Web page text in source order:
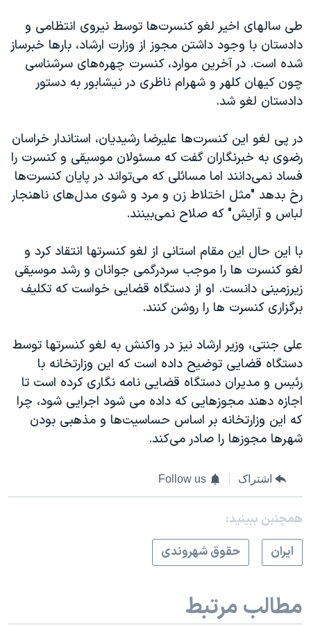
طی سالهای اخیر لغو کنسرت‌ها توسط نیروی انتظامی و
دادستان با وجود داشتن مجوز از وزارت ارشاد، بارها خبرساز
شده است. در آخرین موارد، کنسرت چهره‌های سرشناسی
چون کیهان کلهر و شهرام ناظری در نیشابور به دستور
دادستان لغو شد.
در پی لغو این کنسرت‌ها علیرضا رشیدیان، استاندار خراسان
رضوی به خبرنگاران گفت که مسئولان موسیقی و کنسرت را
فساد نمی‌دانند اما مسائلی که می‌تواند در پایان کنسرت‌ها
رخ بدهد "مثل اختلاط زن و مرد و شوی مدل‌های ناهنجار
لباس و آرایش" که صلاح نمی‌بینند.
با این حال این مقام استانی از لغو کنسرتها انتقاد کرد و
لغو کنسرت ها را موجب سردرگمی جوانان و رشد موسیقی
زیرزمینی دانست. او از دستگاه قضایی خواست که تکلیف
برگزاری کنسرت ها را روشن کنند.
علی جنتی، وزیر ارشاد نیز در واکنش به لغو کنسرتها توسط
دستگاه قضایی توضیح داده است که این وزارتخانه با
رئیس و مدیران دستگاه قضایی نامه نگاری کرده است تا
اجازه دهند مجوزهایی که داده می شود اجرایی شود، چرا
که این وزارتخانه بر اساس حساسیت‌ها و مذهبی بودن
شهرها مجوزها را صادر می‌کند.
اشتراک Follow us
همچنبن ببینید:
ايران
حقوق شهروندی
مطالب مرتبط